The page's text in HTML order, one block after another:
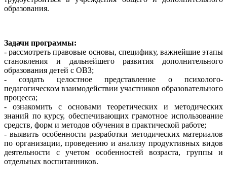
образования.
Задачи программы:
- рассмотреть правовые основы, специфику, важнейшие этапы
становления и дальнейшего развития дополнительного
образования детей с ОВЗ;
- создать целостное представление о психолого-
педагогическом взаимодействии участников образовательного
процесса;
- ознакомить с основами теоретических и методических
знаний по курсу, обеспечивающих грамотное использование
средств, форм и методов обучения в практической работе;
- выявить особенности разработки методических материалов
по организации, проведению и анализу продуктивных видов
деятельности с учетом особенностей возраста, группы и
отдельных воспитанников.